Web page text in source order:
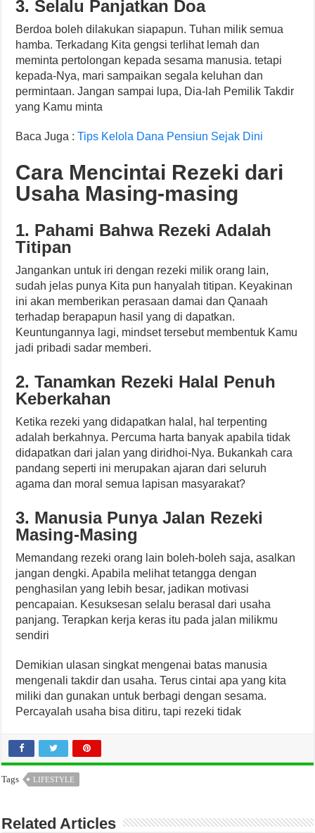
3. Selalu Panjatkan Doa
Berdoa boleh dilakukan siapapun. Tuhan milik semua
hamba. Terkadang Kita gengsi terlihat lemah dan
meminta pertolongan kepada sesama manusia. tetapi
kepada-Nya, mari sampaikan segala keluhan dan
permintaan. Jangan sampai lupa, Dia-lah Pemilik Takdir
yang Kamu minta
Baca Juga :Tips Kelola Dana Pensiun Sejak Dini
Cara Mencintai Rezeki dari
Usaha Masing-masing
1. Pahami Bahwa Rezeki Adalah
Titipan
Jangankan untuk iri dengan rezeki milik orang lain,
sudah jelas punya Kita pun hanyalah titipan. Keyakinan
ini akan memberikan perasaan damai dan Qanaah
terhadap berapapun hasil yang di dapatkan.
Keuntungannya lagi, mindset tersebut membentuk Kamu
jadi pribadi sadar memberi.
2. Tanamkan Rezeki Halal Penuh
Keberkahan
Ketika rezeki yang didapatkan halal, hal terpenting
adalah berkahnya. Percuma harta banyak apabila tidak
didapatkan dari jalan yang diridhoi-Nya. Bukankah cara
pandang seperti ini merupakan ajaran dari seluruh
agama dan moral semua lapisan masyarakat?
3. Manusia Punya Jalan Rezeki
Masing-Masing
Memandang rezeki orang lain boleh-boleh saja, asalkan
jangan dengki. Apabila melihat tetangga dengan
penghasilan yang lebih besar, jadikan motivasi
pencapaian. Kesuksesan selalu berasal dari usaha
panjang. Terapkan kerja keras itu pada jalan milikmu
sendiri
Demikian ulasan singkat mengenai batas manusia
mengenali takdir dan usaha. Terus cintai apa yang kita
miliki dan gunakan untuk berbagi dengan sesama.
Percayalah usaha bisa ditiru, tapi rezeki tidak
Tags LIFESTYLE
Related Articles